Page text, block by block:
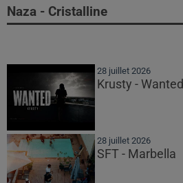
Naza - Cristalline
28 juillet 2026
Krusty - Wanted
28 juillet 2026
SFT - Marbella